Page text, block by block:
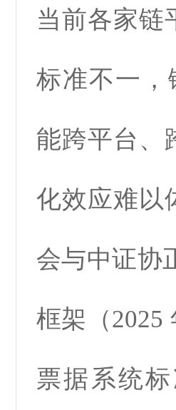
当前各家链
标准不一，
能跨平台、
化效应难以
会与中证协
框架（2025
票据系统